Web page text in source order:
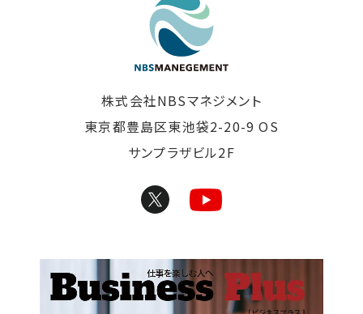
株式会社NBSマネジメント
東京都豊島区東池袋2-20-9 OS
サンプラザビル2F